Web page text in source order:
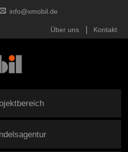
info@xmobil.de
Über uns Kontakt